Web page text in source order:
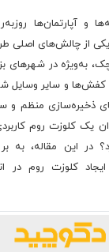
و آپارتمان‌ها
یکی از چالش‌های اصلی
به‌ویژه در شهرهای
کفش‌ها و سایر وسایل
ذخیره‌سازی منظم و
یک کلوزت روم
در این مقاله، به
ایجاد کلوزت روم